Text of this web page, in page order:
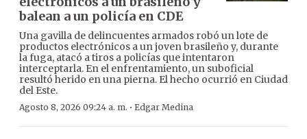
balean a un policía en CDE
Una gavilla de delincuentes armados robó un lote de
productos electrónicos a un joven brasileño y, durante
la fuga, atacó a tiros a policías que intentaron
interceptarla. En el enfrentamiento, un suboficial
resultó herido en una pierna. El hecho ocurrió en Ciudad
del Este.
Agosto 8, 2026 09:24 a. m. · Edgar Medina